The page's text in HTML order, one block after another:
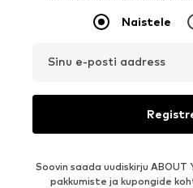
Naistele
Sinu e-posti aadress
Soovin saada uudiskirju
pakkumiste ja kupongide